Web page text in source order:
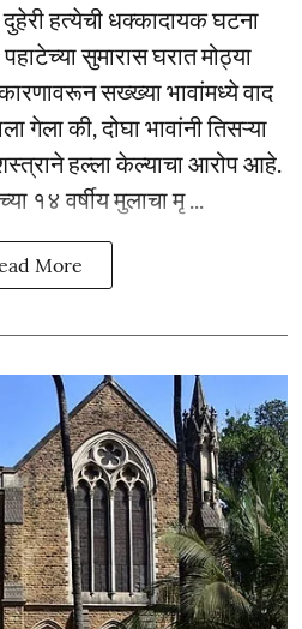
हत्येची धक्कादायक घटना
सुमारास घरात मोठ्या
सख्ख्या भावांमध्ये वाद
गेला की, दोघा भावांनी तिसऱ्या
हल्ला केल्याचा आरोप आहे.
१४ वर्षीय मुलाचा मृ ...
More